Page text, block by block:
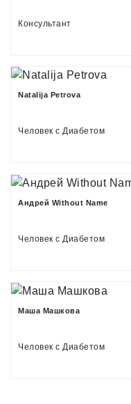
Консультант
Natalija Petrova
Человек с Диабетом
Андрей Without Name
Человек с Диабетом
Маша Машкова
Человек с Диабетом